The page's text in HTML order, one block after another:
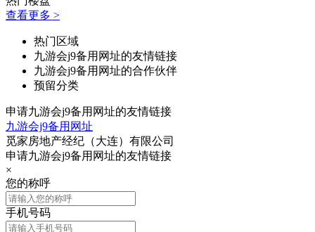
查看更多 >
热门区域
九游会j9备用网址的友情链接
九游会j9备用网址的合作伙伴
预留分类
申请九游会j9备用网址的友情链接
九游会j9备用网址
觅家房地产经纪（大连）有限公司
申请九游会j9备用网址的友情链接
×
您的称呼
手机号码